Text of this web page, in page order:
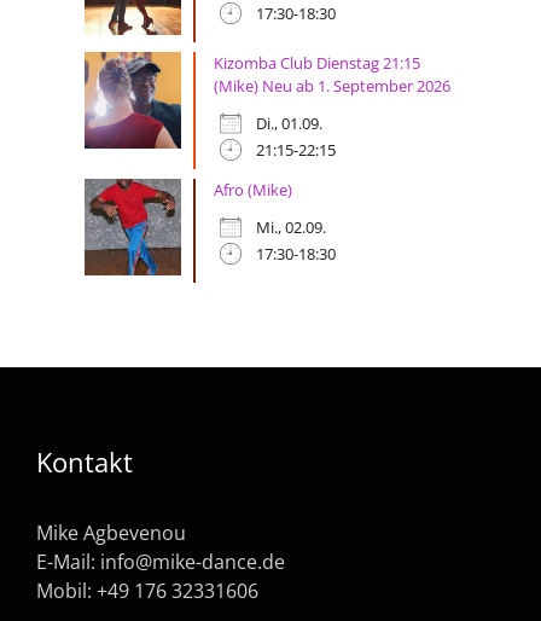
17:30-18:30
Kizomba Club Dienstag 21:15
(Mike) Neu ab 1. September 2026
Di., 01.09.
21:15-22:15
Afro (Mike)
Mi., 02.09.
17:30-18:30
Kontakt
Mike Agbevenou
E-Mail: info@mike-dance.de
Mobil: +49 176 32331606